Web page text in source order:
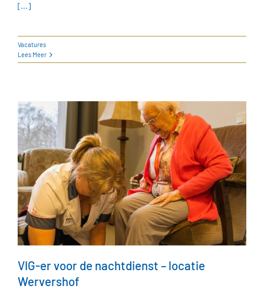
[...]
Vacatures
Lees Meer
VIG-er voor de nachtdienst – locatie
Wervershof